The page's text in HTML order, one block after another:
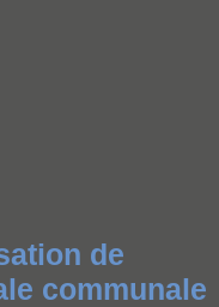
de
communale